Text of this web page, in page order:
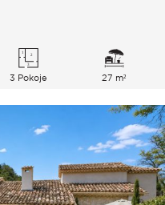
3 Pokoje 27 m²